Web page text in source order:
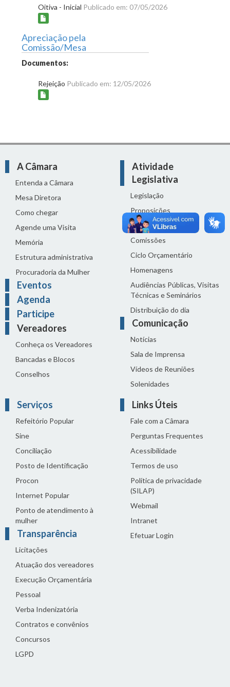
Oitiva - Inicial Publicado em: 07/05/2026
Apreciação pela
Comissão/Mesa
Documentos:
Rejeição Publicado em: 12/05/2026
A Câmara
Entenda a Câmara
Mesa Diretora
Como chegar
Agende uma Visita
Memória
Estrutura administrativa
Procuradoria da Mulher
Eventos
Agenda
Participe
Vereadores
Conheça os Vereadores
Bancadas e Blocos
Conselhos
Atividade
Legislativa
Legislação
Proposições
Reuniões
Comissões
Ciclo Orçamentário
Homenagens
Audiências Públicas, Visitas
Técnicas e Seminários
Distribuição do dia
Comunicação
Notícias
Sala de Imprensa
Vídeos de Reuniões
Solenidades
Serviços
Refeitório Popular
Sine
Conciliação
Posto de Identificação
Procon
Internet Popular
Ponto de atendimento à
mulher
Transparência
Licitações
Atuação dos vereadores
Execução Orçamentária
Pessoal
Verba Indenizatória
Contratos e convênios
Concursos
LGPD
Links Úteis
Fale com a Câmara
Perguntas Frequentes
Acessibilidade
Termos de uso
Política de privacidade
(SILAP)
Webmail
Intranet
Efetuar Login